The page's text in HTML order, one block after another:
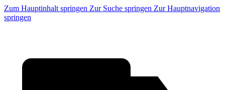
Zum Hauptinhalt springen Zur Suche springen Zur Hauptnavigation
springen